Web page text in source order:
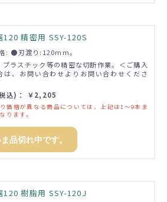
精密用 SSY-120S
: ●刃渡り:120mm。
プラスチック等の精密な切断作業。＜ご購入
は、お問い合わせよりお問い合わせくださ
込)： ￥2,205
価格が異なる商品については、上記は1～9本ま
ります。
品切れ中です。
樹脂用 SSY-120J